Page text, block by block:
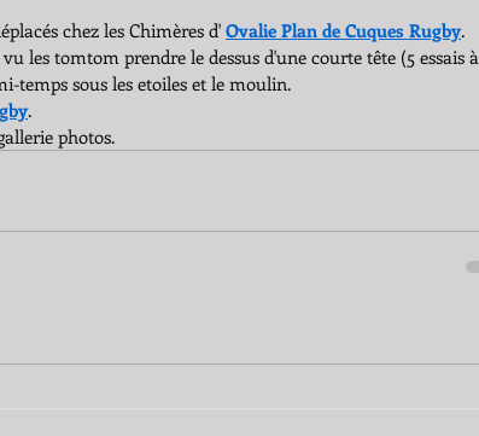
chez les Chimères d' Ovalie Plan de Cuques Rugby.
les tomtom prendre le dessus d'une courte tête (5 essais à
temps sous les etoiles et le moulin.
.
photos.